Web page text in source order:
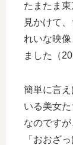
たまたま
見かけて
れいな映
ました（
簡単に言
いる美女
なのです
「おおざ